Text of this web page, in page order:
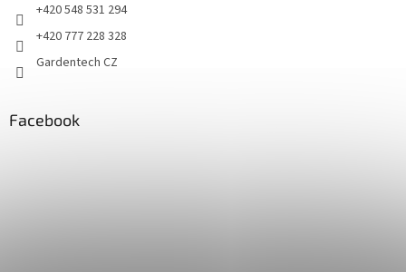
+420 548 531 294
+420 777 228 328
Gardentech CZ
Facebook